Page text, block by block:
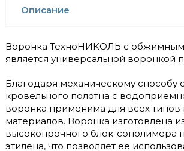
Описание
Воронка ТехноНИКОЛЬ с
является универсальной воронкой
Благодаря механическому способу
кровельного полотна с
воронка применима для всех типов
материалов. Воронка изготовлена
высокопрочного блок-сополимера
этилена, что позволяет ее